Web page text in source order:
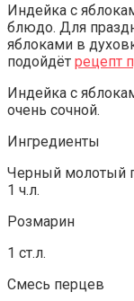
Индейка с
блюдо. Для
яблоками в
подойдёт рецепт
Индейка с
очень сочной.
Ингредиенты
Черный молотый
1 ч.л.
Розмарин
1 ст.л.
Смесь перцев